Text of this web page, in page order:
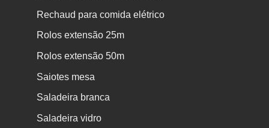
Rechaud para comida elétrico
Rolos extensão 25m
Rolos extensão 50m
Saiotes mesa
Saladeira branca
Saladeira vidro